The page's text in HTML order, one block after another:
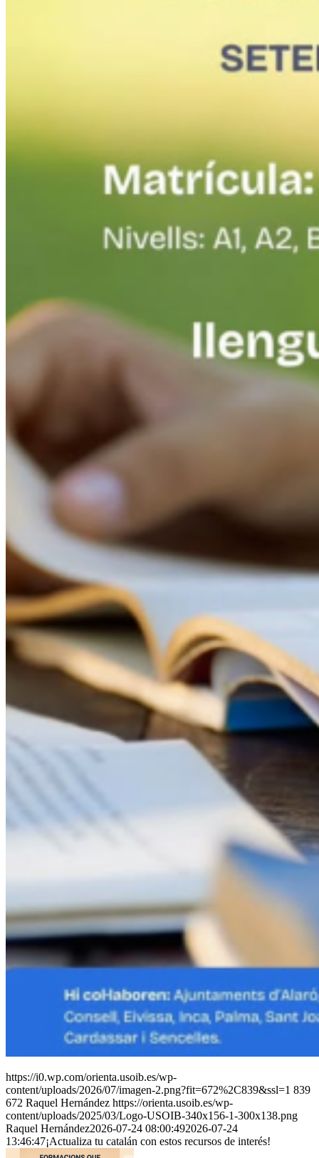
https://i0.wp.com/orienta.usoib.es/wp-
content/uploads/2026/07/imagen-2.png?fit=672%2C839&ssl=1 839
672 Raquel Hernández https://orienta.usoib.es/wp-
content/uploads/2025/03/Logo-USOIB-340x156-1-300x138.png
Raquel Hernández2026-07-24 08:00:492026-07-24
13:46:47¡Actualiza tu catalán con estos recursos de interés!